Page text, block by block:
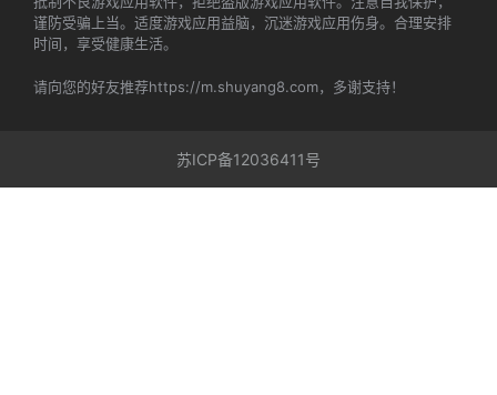
谨防受骗上当。适度游戏应用益脑，沉迷游戏应用伤身。合理安排
时间，享受健康生活。
请向您的好友推荐https://m.shuyang8.com，多谢支持！
苏ICP备12036411号